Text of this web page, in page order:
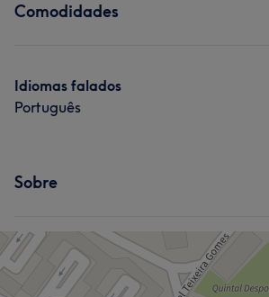
Comodidades
Idiomas falados
Português
Sobre